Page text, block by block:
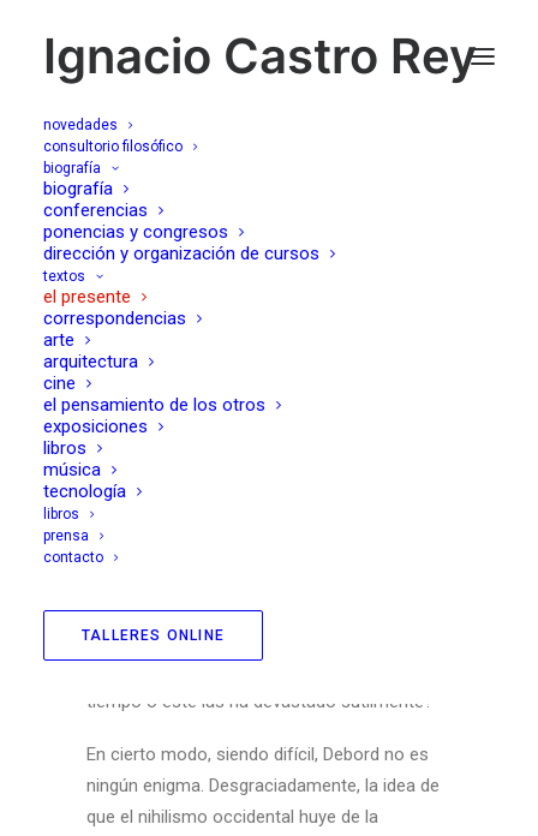
Ignacio Castro Rey
novedades
consultorio filosófico
biografía
biografía
conferencias
ponencias y congresos
dirección y organización de cursos
textos
el presente
correspondencias
arte
arquitectura
cine
el pensamiento de los otros
exposiciones
libros
música
tecnología
libros
prensa
contacto
TALLERES ONLINE
QUEBRAR LA
OBEDIENCIA
PROGRESISTA.
Preguntas de ESHER
PEÑAS sobre GUY
DEBORD
22/10/2024
1. Las tesis, las intuiciones, los hallazgos de
tiempo o este las ha devastado sutilmente?
En cierto modo, siendo difícil, Debord no es
ningún enigma. Desgraciadamente, la idea de
que el nihilismo occidental huye de la